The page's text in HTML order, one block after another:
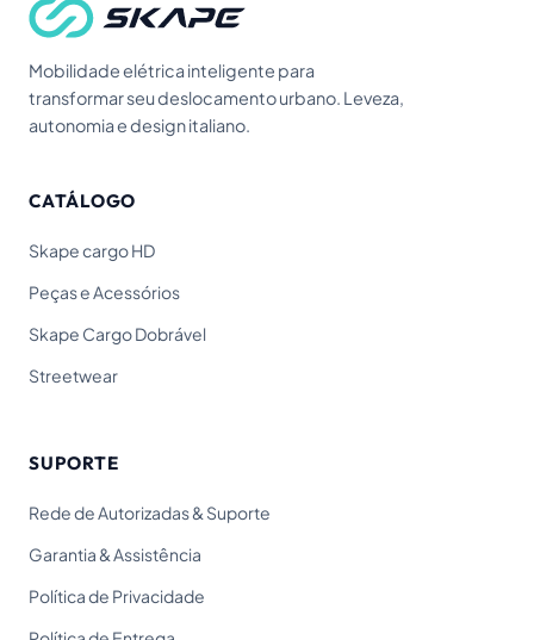
Mobilidade elétrica inteligente para
transformar seu deslocamento urbano. Leveza,
autonomia e design italiano.
CATÁLOGO
Skape cargo HD
Peças e Acessórios
Skape Cargo Dobrável
Streetwear
SUPORTE
Rede de Autorizadas & Suporte
Garantia & Assistência
Política de Privacidade